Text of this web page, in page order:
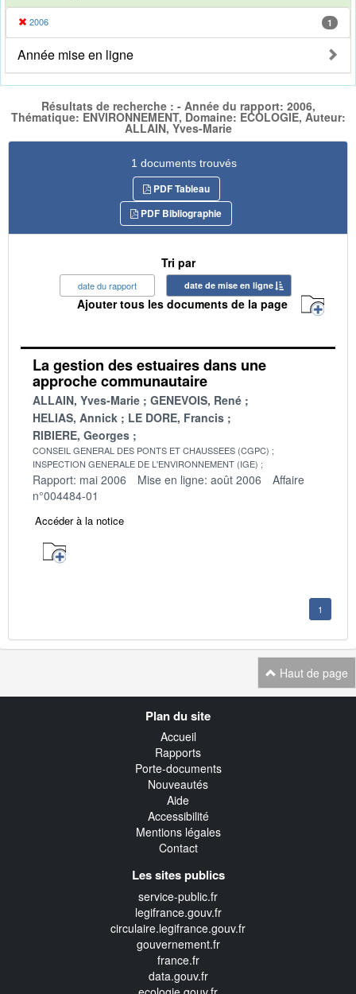
2006 1
Année mise en ligne
Résultats de recherche : - Année du rapport: 2006,
Thématique: ENVIRONNEMENT, Domaine: ECOLOGIE, Auteur:
ALLAIN, Yves-Marie
1 documents trouvés
PDF Tableau
PDF Bibliographie
Tri par
date du rapport date de mise en ligne
Ajouter tous les documents de la page
La gestion des estuaires dans une
approche communautaire
ALLAIN, Yves-Marie
GENEVOIS, René
HELIAS, Annick
LE DORE, Francis
RIBIERE, Georges
CONSEIL GENERAL DES PONTS ET CHAUSSEES (CGPC)
INSPECTION GENERALE DE L'ENVIRONNEMENT (IGE)
Rapport: mai 2006 Mise en ligne: août 2006
Affaire
n°004484-01
Accéder à la notice
1
Haut de page
Plan du site
Accueil
Rapports
Porte-documents
Nouveautés
Aide
Accessibilité
Mentions légales
Contact
Les sites publics
service-public.fr
legifrance.gouv.fr
circulaire.legifrance.gouv.fr
gouvernement.fr
france.fr
data.gouv.fr